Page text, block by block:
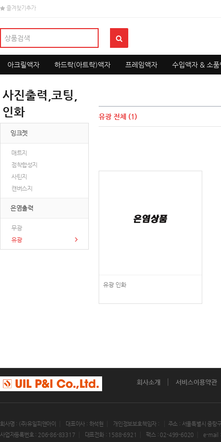
즐겨찾기추가
아크릴액자 하드락(아트락)액자 프레임액자 수입액자 & 소품
사진출력,코팅,
인화
잉크젯
매트지
점착합성지
사틴지
캔버스지
은염출력
무광
유광
유광 전체 (1)
유광 인화
회사소개 서비스이용약관
회사명 : (주)유일피앤아이 대표이사 : 하석현 개인정보보호책임자 :
주소 : 서울특별시 중
사업자등록번호 : 206-86-83317
대표전화 : 1588-6921 팩스 : 02-499-6020
e-mail